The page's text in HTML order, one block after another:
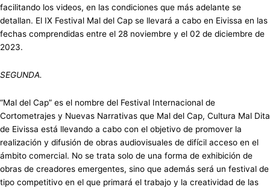
facilitando los videos, en las condiciones que más adelante se
detallan. El IX Festival Mal del Cap se llevará a cabo en Eivissa en las
fechas comprendidas entre el 28 noviembre y el 02 de diciembre de
2023.
SEGUNDA.
“Mal del Cap” es el nombre del Festival Internacional de
Cortometrajes y Nuevas Narrativas que Mal del Cap, Cultura Mal Dita
de Eivissa está llevando a cabo con el objetivo de promover la
realización y difusión de obras audiovisuales de difícil acceso en el
ámbito comercial. No se trata solo de una forma de exhibición de
obras de creadores emergentes, sino que además será un festival de
tipo competitivo en el que primará el trabajo y la creatividad de las